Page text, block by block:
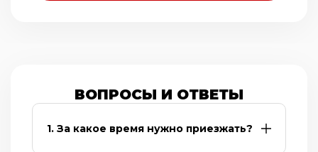
ВОПРОСЫ И ОТВЕТЫ
1. За какое время нужно приезжать?
Необходимо приехать заранее на 30 минут